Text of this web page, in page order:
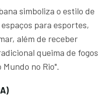
simboliza o estilo de
para esportes,
além de receber
queima de fogos
no Rio".